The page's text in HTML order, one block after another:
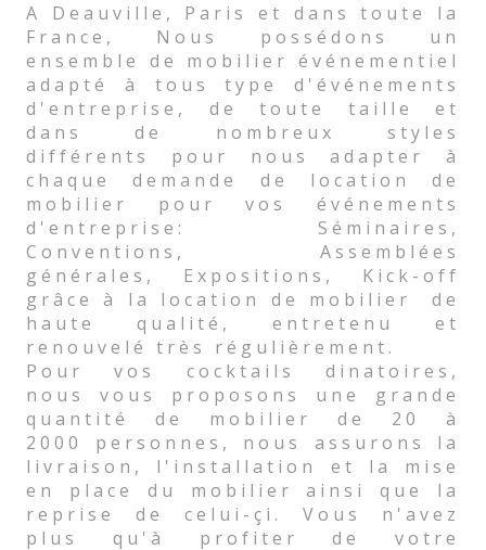
A Deauville, Paris et dans toute la
France, Nous possédons un
ensemble de mobilier événementiel
adapté à tous type d'événements
d'entreprise, de toute taille et
dans de nombreux styles
différents pour nous adapter à
chaque demande de location de
mobilier pour vos événements
d'entreprise: Séminaires,
Conventions, Assemblées
générales, Expositions, Kick-off
grâce à la location de mobilier de
haute qualité, entretenu et
renouvelé très régulièrement.
Pour vos cocktails dinatoires,
nous vous proposons une grande
quantité de mobilier de 20 à
2000 personnes, nous assurons la
livraison, l'installation et la mise
en place du mobilier ainsi que la
reprise de celui-çi. Vous n'avez
plus qu'à profiter de votre